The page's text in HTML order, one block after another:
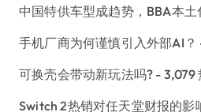
中国特供车型成趋势，BBA本
手机厂商为何谨慎引入外部AI？
可换壳会带动新玩法吗? - 3,079
Switch 2热销对任天堂财报的影